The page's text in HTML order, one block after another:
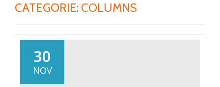
CATEGORIE: COLUMNS
30
NOV